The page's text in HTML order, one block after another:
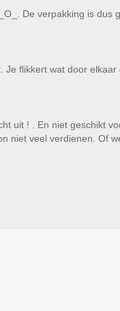
De verpakking is dus
Je flikkert wat door
uit ! . En niet geschikt
niet veel verdienen. Of